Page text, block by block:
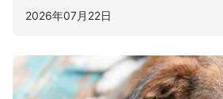
2026年07月22日